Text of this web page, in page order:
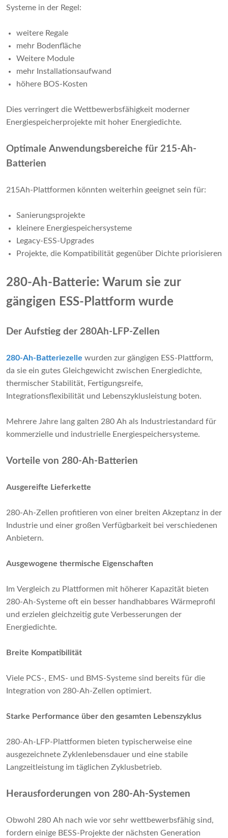
Systeme in der Regel:
weitere Regale
mehr Bodenfläche
Weitere Module
mehr Installationsaufwand
höhere BOS-Kosten
Dies verringert die Wettbewerbsfähigkeit moderner
Energiespeicherprojekte mit hoher Energiedichte.
Optimale Anwendungsbereiche für 215-Ah-
Batterien
215Ah-Plattformen könnten weiterhin geeignet sein für:
Sanierungsprojekte
kleinere Energiespeichersysteme
Legacy-ESS-Upgrades
Projekte, die Kompatibilität gegenüber Dichte priorisieren
280-Ah-Batterie: Warum sie zur
gängigen ESS-Plattform wurde
Der Aufstieg der 280Ah-LFP-Zellen
280-Ah-Batteriezelle wurden zur gängigen ESS-Plattform,
da sie ein gutes Gleichgewicht zwischen Energiedichte,
thermischer Stabilität, Fertigungsreife,
Integrationsflexibilität und Lebenszyklusleistung boten.
Mehrere Jahre lang galten 280 Ah als Industriestandard für
kommerzielle und industrielle Energiespeichersysteme.
Vorteile von 280-Ah-Batterien
Ausgereifte Lieferkette
280-Ah-Zellen profitieren von einer breiten Akzeptanz in der
Industrie und einer großen Verfügbarkeit bei verschiedenen
Anbietern.
Ausgewogene thermische Eigenschaften
Im Vergleich zu Plattformen mit höherer Kapazität bieten
280-Ah-Systeme oft ein besser handhabbares Wärmeprofil
und erzielen gleichzeitig gute Verbesserungen der
Energiedichte.
Breite Kompatibilität
Viele PCS-, EMS- und BMS-Systeme sind bereits für die
Integration von 280-Ah-Zellen optimiert.
Starke Performance über den gesamten Lebenszyklus
280-Ah-LFP-Plattformen bieten typischerweise eine
ausgezeichnete Zyklenlebensdauer und eine stabile
Langzeitleistung im täglichen Zyklusbetrieb.
Herausforderungen von 280-Ah-Systemen
Obwohl 280 Ah nach wie vor sehr wettbewerbsfähig sind,
fordern einige BESS-Projekte der nächsten Generation